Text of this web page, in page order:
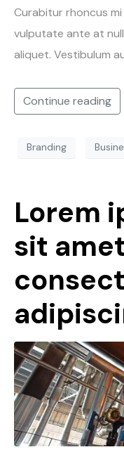
Curabitur rhoncus
vulputate ante at
aliquet. Vestibulum
Continue reading
Branding
Lorem
sit